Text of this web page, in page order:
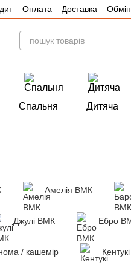
Оплата Доставка
Спальня Дитяча
Амелія ВМК
Джулі ВМК Ебро
/ кашемір